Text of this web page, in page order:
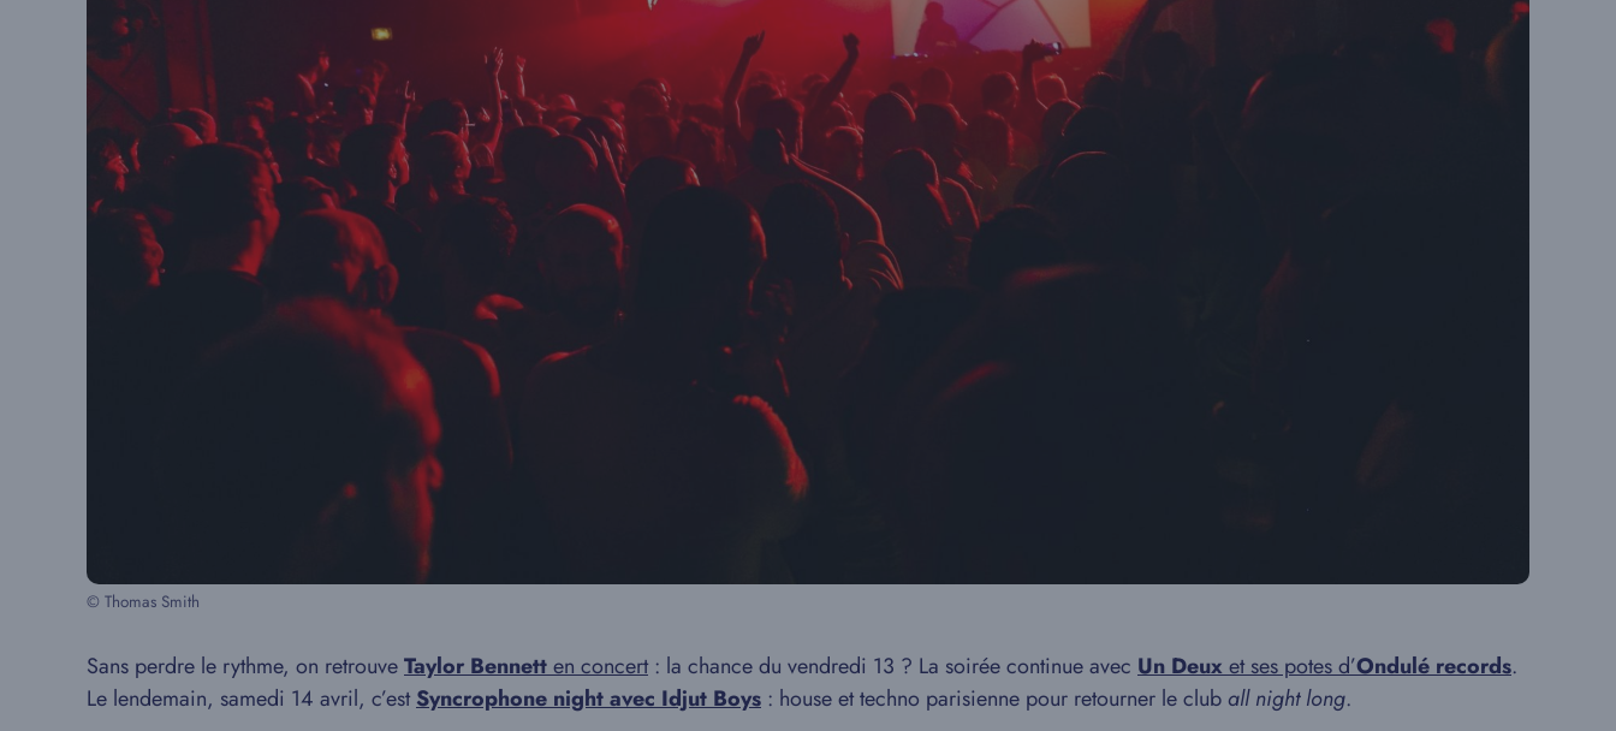
© Thomas Smith
Sans perdre le rythme, on retrouveTaylor Bennetten concert: la chance du vendredi 13 ? La soirée continue avec Un Deux et ses potes d’Ondulé records.
Le lendemain, samedi 14 avril, c’estSyncrophone night avec Idjut Boys : house et techno parisienne pour retourner le club all night long.